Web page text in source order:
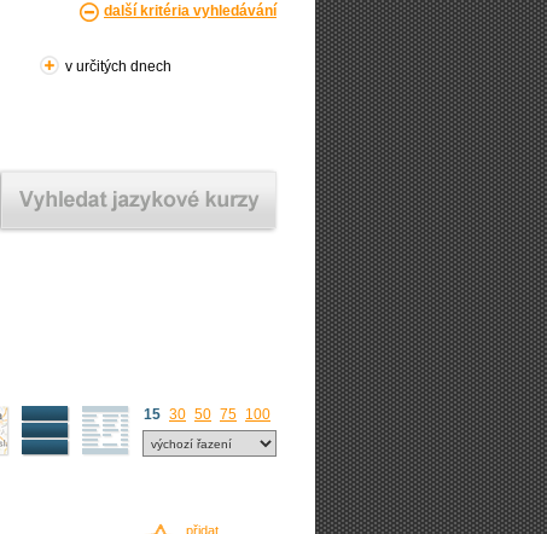
další kritéria vyhledávání
v určitých dnech
15 30 50 75 100
přidat